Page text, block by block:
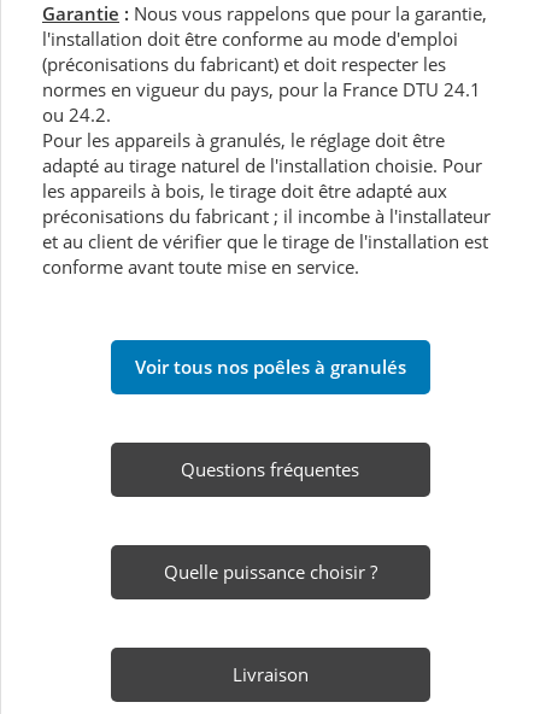
Garantie : Nous vous rappelons que pour la garantie,
l'installation doit être conforme au mode d'emploi
(préconisations du fabricant) et doit respecter les
normes en vigueur du pays, pour la France DTU 24.1
ou 24.2.
Pour les appareils à granulés, le réglage doit être
adapté au tirage naturel de l'installation choisie. Pour
les appareils à bois, le tirage doit être adapté aux
préconisations du fabricant ; il incombe à l'installateur
et au client de vérifier que le tirage de l'installation est
conforme avant toute mise en service.
Voir tous nos poêles à granulés
Questions fréquentes
Quelle puissance choisir ?
Livraison